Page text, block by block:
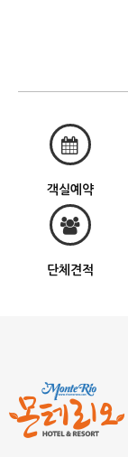
객실예약
단체견적